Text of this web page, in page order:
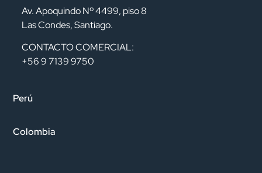
Av. Apoquindo Nº 4499, piso 8
Las Condes, Santiago.
CONTACTO COMERCIAL:
+56 9 7139 9750
Perú
Colombia